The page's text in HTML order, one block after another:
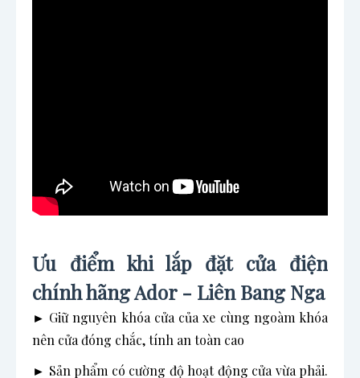
Ưu điểm khi lắp đặt cửa điện
chính hãng Ador - Liên Bang Nga
► Giữ nguyên khóa cửa của xe cùng ngoàm khóa
nên cửa đóng chắc, tính an toàn cao
► Sản phẩm có cường độ hoạt động cửa vừa phải.